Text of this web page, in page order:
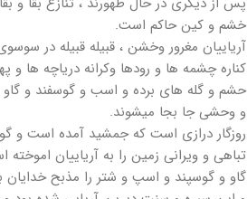
خشم و کین حاکم است.
آریاییان مغرور وخشن ، قبیله قبیله در
کناره چشمه ها و رودها وکرانه دریاچه ها و
حشم و گله های برده و اسب و گوسفند و گاو
و وحشی جا بجا میشوند.
روزگار درازی است که جمشید آمده است و